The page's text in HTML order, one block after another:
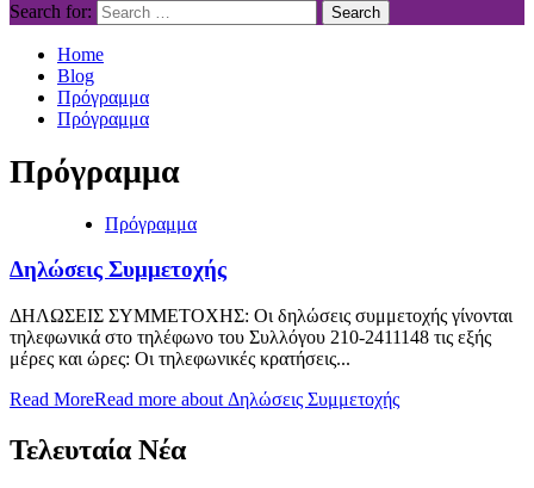
Search for:
Home
Blog
Πρόγραμμα
Πρόγραμμα
Πρόγραμμα
Πρόγραμμα
Δηλώσεις Συμμετοχής
ΔΗΛΩΣΕΙΣ ΣΥΜΜΕΤΟΧΗΣ: Οι δηλώσεις συμμετοχής γίνονται
τηλεφωνικά στο τηλέφωνο του Συλλόγου 210-2411148 τις εξής
μέρες και ώρες: Οι τηλεφωνικές κρατήσεις...
Read MoreRead more about Δηλώσεις Συμμετοχής
Τελευταία Νέα